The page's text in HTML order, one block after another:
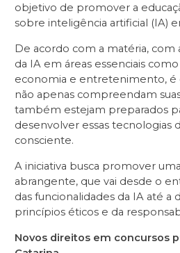
objetivo de promover a
sobre inteligência artificial (IA)
De acordo com a matéria, com
da IA em áreas essenciais
economia e entretenimento, é
não apenas compreendam
também estejam preparados
desenvolver essas tecnologias
consciente.
A iniciativa busca promover
abrangente, que vai desde o
das funcionalidades da IA até a
princípios éticos e da
Novos direitos em concursos